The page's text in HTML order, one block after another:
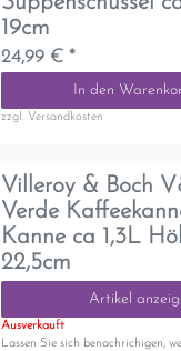
19cm
24,99 € *
In den
zzgl. Versandkosten
Villeroy & Boch
Verde
Kanne ca 1,3L
22,5cm
Artikel
Ausverkauft
Lassen Sie sich benachrichigen,